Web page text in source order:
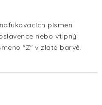
písmen.
nebo vtipný
"Z" v zlaté barvě.